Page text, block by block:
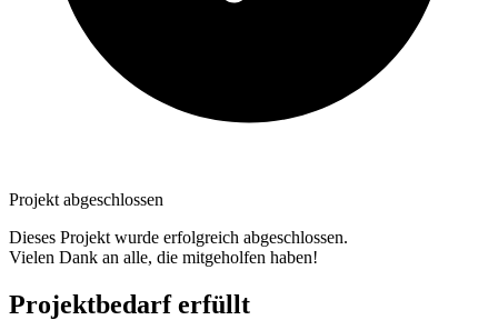
Projekt abgeschlossen
Dieses Projekt wurde erfolgreich abgeschlossen.
Vielen Dank an alle, die mitgeholfen haben!
Projektbedarf erfüllt